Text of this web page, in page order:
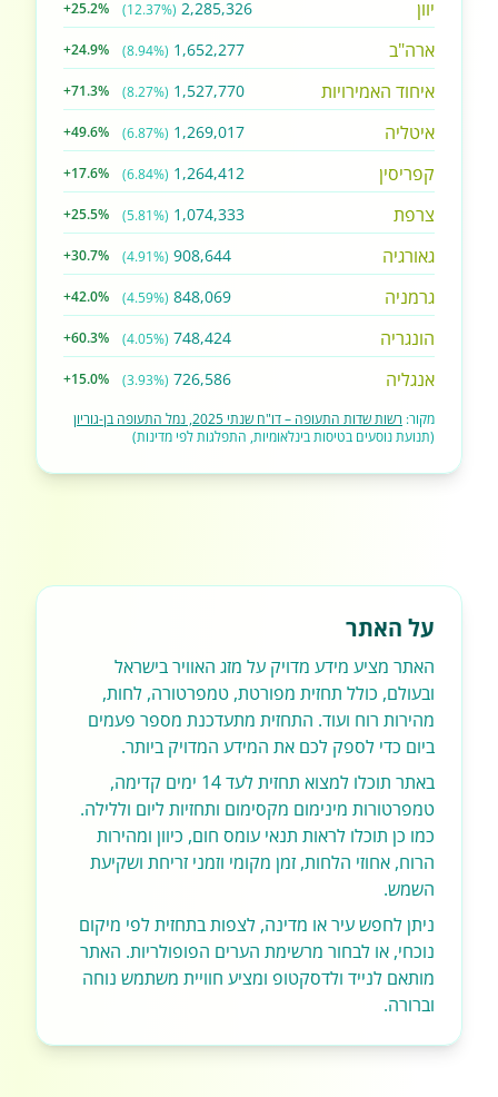
יוון 2,285,326
(12.37%)
+25.2%
ארה"ב 1,652,277
(8.94%)
+24.9%
איחוד האמירויות 1,527,770
(8.27%)
+71.3%
איטליה 1,269,017
(6.87%)
+49.6%
קפריסין 1,264,412
(6.84%)
+17.6%
צרפת 1,074,333
(5.81%)
+25.5%
גאורגיה 908,644
(4.91%)
+30.7%
גרמניה 848,069
(4.59%)
+42.0%
הונגריה 748,424
(4.05%)
+60.3%
אנגליה 726,586
(3.93%)
+15.0%
מקור: רשות שדות התעופה – דו"ח שנתי 2025, נמל התעופה בן-גוריון
(תנועת נוסעים בטיסות בינלאומיות, התפלגות לפי מדינות)
על האתר
האתר מציע מידע מדויק על מזג האוויר בישראל
ובעולם, כולל תחזית מפורטת, טמפרטורה, לחות,
מהירות רוח ועוד. התחזית מתעדכנת מספר פעמים
ביום כדי לספק לכם את המידע המדויק ביותר.
באתר תוכלו למצוא תחזית לעד 14 ימים קדימה,
טמפרטורות מינימום מקסימום ותחזיות ליום וללילה.
כמו כן תוכלו לראות תנאי עומס חום, כיוון ומהירות
הרוח, אחוזי הלחות, זמן מקומי וזמני זריחת ושקיעת
השמש.
ניתן לחפש עיר או מדינה, לצפות בתחזית לפי מיקום
נוכחי, או לבחור מרשימת הערים הפופולריות. האתר
מותאם לנייד ולדסקטופ ומציע חוויית משתמש נוחה
וברורה.